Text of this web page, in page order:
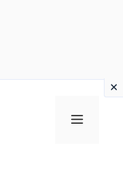
Menu